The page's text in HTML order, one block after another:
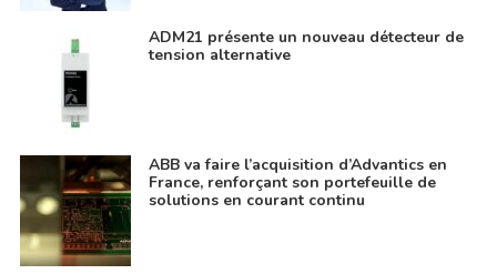
ADM21 présente un nouveau détecteur de
tension alternative
ABB va faire l’acquisition d’Advantics en
France, renforçant son portefeuille de
solutions en courant continu